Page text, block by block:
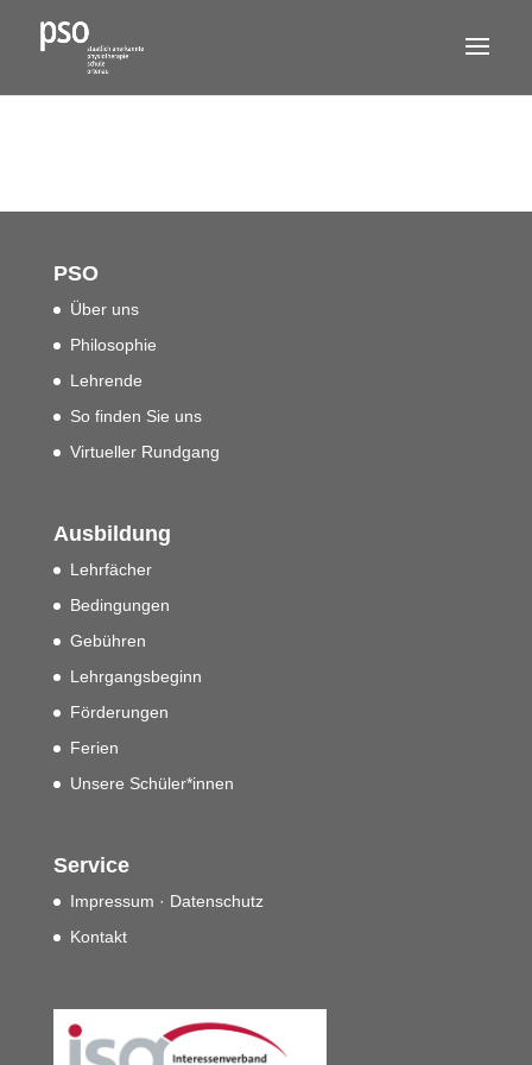
PSO
Über uns
Philosophie
Lehrende
So finden Sie uns
Virtueller Rundgang
Ausbildung
Lehrfächer
Bedingungen
Gebühren
Lehrgangsbeginn
Förderungen
Ferien
Unsere Schüler*innen
Service
Impressum · Datenschutz
Kontakt